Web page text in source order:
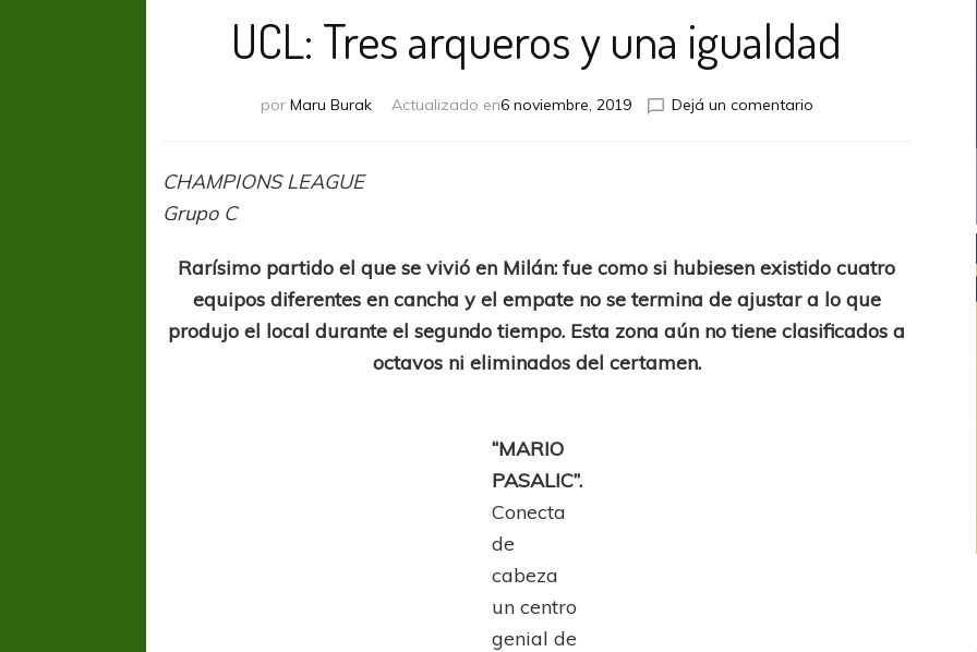
UCL: Tres arqueros y una igualdad
por Maru Burak Actualizado en6 noviembre, 2019 Dejá un comentarioen
CHAMPIONS LEAGUE
Grupo C
Rarísimo partido el que se vivió en Milán: fue como si hubiesen existido cuatro
equipos diferentes en cancha y el empate no se termina de ajustar a lo que
produjo el local durante el segundo tiempo. Esta zona aún no tiene clasificados a
octavos ni eliminados del certamen.
“MARIO
PASALIC”.
Conecta
de
cabeza
un centro
genial de